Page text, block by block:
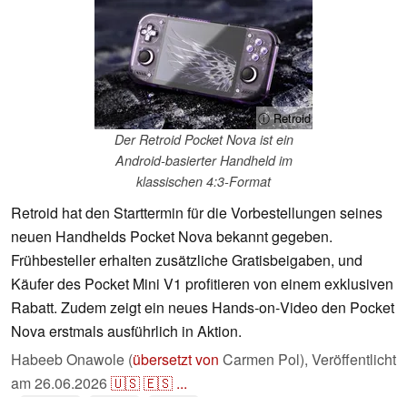
ⓘ Retroid
Der Retroid Pocket Nova ist ein
Android‑basierter Handheld im
klassischen 4:3‑Format
Retroid hat den Starttermin für die Vorbestellungen seines
neuen Handhelds Pocket Nova bekannt gegeben.
Frühbesteller erhalten zusätzliche Gratisbeigaben, und
Käufer des Pocket Mini V1 profitieren von einem exklusiven
Rabatt. Zudem zeigt ein neues Hands‑on‑Video den Pocket
Nova erstmals ausführlich in Aktion.
Habeeb Onawole (übersetzt von Carmen Pol), Veröffentlicht
am26.06.2026🇺🇸🇪🇸 ...